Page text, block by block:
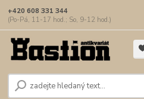
+420 608 331 344
(Po-Pá, 11-17 hod.; So, 9-12 hod.)